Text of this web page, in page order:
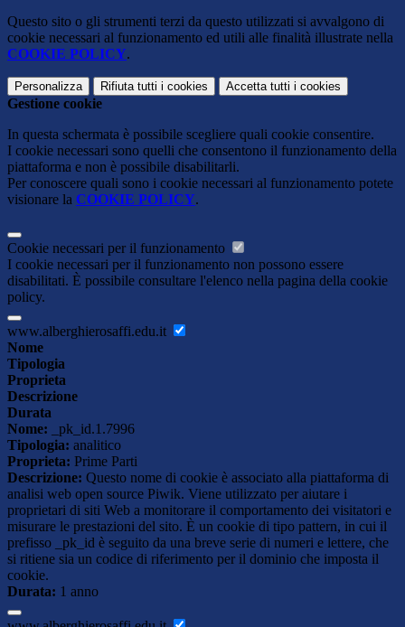
Questo sito o gli strumenti terzi da questo utilizzati si avvalgono di
cookie necessari al funzionamento ed utili alle finalità illustrate nella
COOKIE POLICY.
Personalizza Rifiuta tutti i cookies Accetta tutti i cookies
Gestione cookie
In questa schermata è possibile scegliere quali cookie consentire.
I cookie necessari sono quelli che consentono il funzionamento della
piattaforma e non è possibile disabilitarli.
Per conoscere quali sono i cookie necessari al funzionamento potete
visionare la COOKIE POLICY.
Cookie necessari per il funzionamento
I cookie necessari per il funzionamento non possono essere
disabilitati. È possibile consultare l'elenco nella pagina della cookie
policy.
www.alberghierosaffi.edu.it
Nome
Tipologia
Proprieta
Descrizione
Durata
Nome: _pk_id.1.7996
Tipologia: analitico
Proprieta: Prime Parti
Descrizione: Questo nome di cookie è associato alla piattaforma di
analisi web open source Piwik. Viene utilizzato per aiutare i
proprietari di siti Web a monitorare il comportamento dei visitatori e
misurare le prestazioni del sito. È un cookie di tipo pattern, in cui il
prefisso _pk_id è seguito da una breve serie di numeri e lettere, che
si ritiene sia un codice di riferimento per il dominio che imposta il
cookie.
Durata: 1 anno